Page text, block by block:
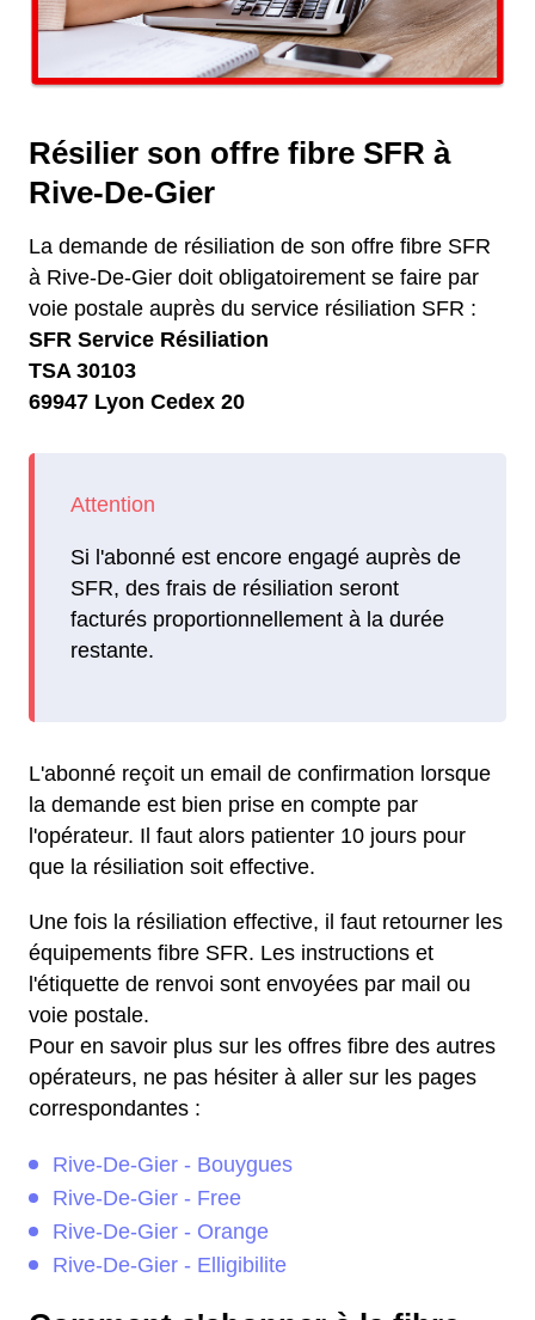
Résilier son offre fibre SFR à
Rive-De-Gier
La demande de résiliation de son offre fibre SFR
à Rive-De-Gier doit obligatoirement se faire par
voie postale auprès du service résiliation SFR :
SFR Service Résiliation
TSA 30103
69947 Lyon Cedex 20
Si l'abonné est encore engagé auprès de
SFR, des frais de résiliation seront
facturés proportionnellement à la durée
restante.
L'abonné reçoit un email de confirmation lorsque
la demande est bien prise en compte par
l'opérateur. Il faut alors patienter 10 jours pour
que la résiliation soit effective.
Une fois la résiliation effective, il faut retourner les
équipements fibre SFR. Les instructions et
l'étiquette de renvoi sont envoyées par mail ou
voie postale.
Pour en savoir plus sur les offres fibre des autres
opérateurs, ne pas hésiter à aller sur les pages
correspondantes :
Rive-De-Gier - Bouygues
Rive-De-Gier - Free
Rive-De-Gier - Orange
Rive-De-Gier - Elligibilite